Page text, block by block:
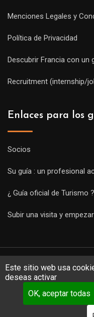
Este sitio web usa
deseas activar
OK, aceptar todas
Menciones Legales y
Política de Privacidad
Descubrir Francia con un
Recruitment (internship/
Enlaces para los
Socios
Su guía : un profesional
¿ Guía oficial de Turismo
Subir una visita y
Copyright Guides 2021.
web